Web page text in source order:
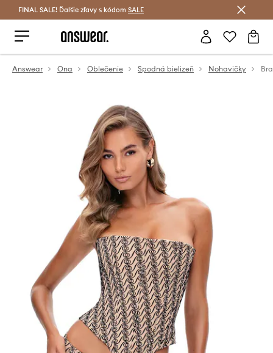
Šetrite s Answear Club >
FINAL SALE! Ďalšie zľavy s kódom SALE
Answear Ona Oblečenie Spodná bielizeň Nohavičky